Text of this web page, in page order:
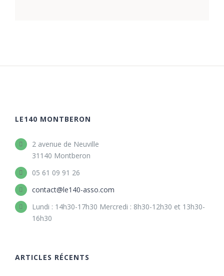
LE140 MONTBERON
2 avenue de Neuville
31140 Montberon
05 61 09 91 26
contact@le140-asso.com
Lundi : 14h30-17h30 Mercredi : 8h30-12h30 et 13h30-
16h30
ARTICLES RÉCENTS